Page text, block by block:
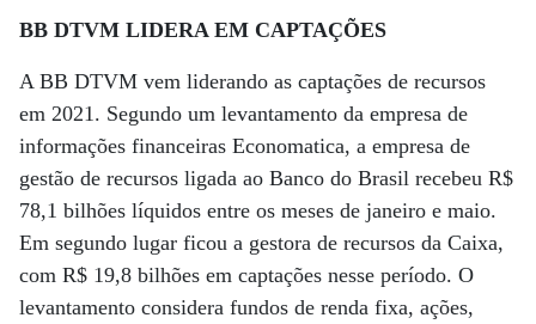
BB DTVM LIDERA EM CAPTAÇÕES
A BB DTVM vem liderando as captações de recursos
em 2021. Segundo um levantamento da empresa de
informações financeiras Economatica, a empresa de
gestão de recursos ligada ao Banco do Brasil recebeu R$
78,1 bilhões líquidos entre os meses de janeiro e maio.
Em segundo lugar ficou a gestora de recursos da Caixa,
com R$ 19,8 bilhões em captações nesse período. O
levantamento considera fundos de renda fixa, ações,